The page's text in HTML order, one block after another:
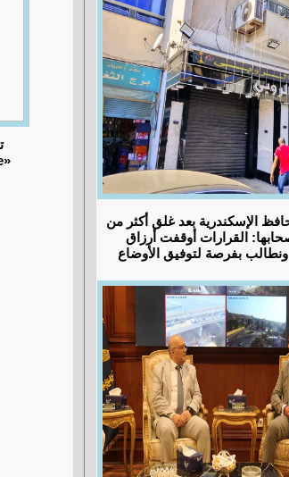
الإسكندرية بعد غلق أكثر من
أصحابها: القرارات أوقفت أرزاق
ونطالب بفرصة لتوفيق الأوضاع